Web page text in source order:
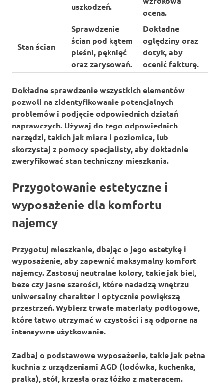
uszkodzeń.
ocena.
Stan ścian
Sprawdzenie
ścian pod kątem
pleśni, pęknięć
oraz zarysowań.
Dokładne
oględziny oraz
dotyk, aby
ocenić fakturę.
Dokładne sprawdzenie wszystkich elementów
pozwoli na zidentyfikowanie potencjalnych
problemów i podjęcie odpowiednich działań
naprawczych. Używaj do tego odpowiednich
narzędzi, takich jak miara i poziomica, lub
skorzystaj z pomocy specjalisty, aby dokładnie
zweryfikować stan techniczny mieszkania.
Przygotowanie estetyczne i
wyposażenie dla komfortu
najemcy
Przygotuj mieszkanie, dbając o jego estetykę i
wyposażenie, aby zapewnić maksymalny komfort
najemcy. Zastosuj neutralne kolory, takie jak biel,
beże czy jasne szarości, które nadadzą wnętrzu
uniwersalny charakter i optycznie powiększą
przestrzeń. Wybierz trwałe materiały podłogowe,
które łatwo utrzymać w czystości i są odporne na
intensywne użytkowanie.
Zadbaj o podstawowewyposażenie, takie jak pełna
kuchnia z urządzeniami AGD (lodówka, kuchenka,
pralka), stół, krzesła oraz łóżko z materacem.